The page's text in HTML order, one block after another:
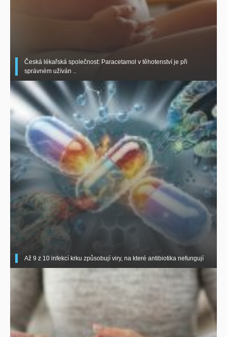
Česká lékařská společnost: Paracetamol v těhotenství je při
správném užíván ..
Až 9 z 10 infekcí krku způsobují viry, na které antibiotika nefungují